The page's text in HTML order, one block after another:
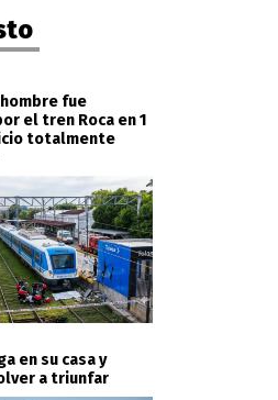
hombre fue
el tren Roca en 1
totalmente
en su casa y
a triunfar